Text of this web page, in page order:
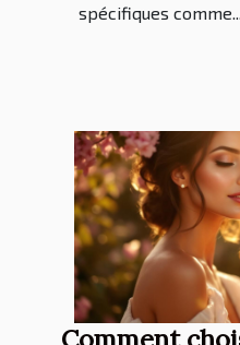
spécifiques comme...
Comment